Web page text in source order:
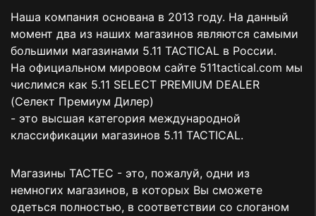
Наша компания основана в 2013 году. На данный
момент два из наших магазинов являются самыми
большими магазинами 5.11 TACTICAL в России.
На официальном мировом сайте 511tactical.com мы
числимся как 5.11 SELECT PREMIUM DEALER
(Селект Премиум Дилер)
- это высшая категория международной
классификации магазинов 5.11 TACTICAL.
Магазины TACTEC - это, пожалуй, одни из
немногих магазинов, в которых Вы сможете
одеться полностью, в соответствии со слоганом